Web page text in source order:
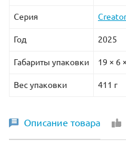
Серия Creator
Год 2025
Габариты упаковки 19 × 6
Вес упаковки 411 г
Описание товара